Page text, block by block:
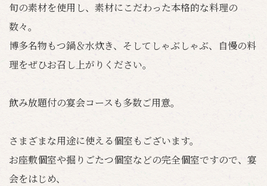
旬の素材を使用し、素材にこだわった本格的な料理の
数々。
博多名物もつ鍋＆水炊き、そしてしゃぶしゃぶ、自慢の料
理をぜひお召し上がりください。
飲み放題付の宴会コースも多数ご用意。
さまざまな用途に使える個室もございます。
お座敷個室や掘りごたつ個室などの完全個室ですので、宴
会をはじめ、